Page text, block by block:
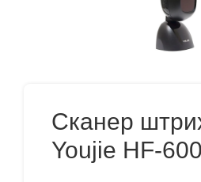
Сканер
Youjie HF-600